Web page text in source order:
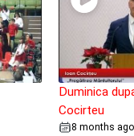
Duminica
Cocirteu
8 months ago